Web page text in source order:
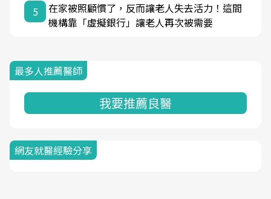
5
在家被照顧慣了，反而讓老人失去活力！這間
機構靠「虛擬銀行」讓老人再次被需要
最多人推薦醫師
我要推薦良醫
網友就醫經驗分享